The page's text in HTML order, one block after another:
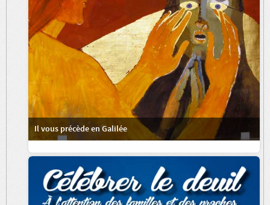
Il vous précède en Galilée